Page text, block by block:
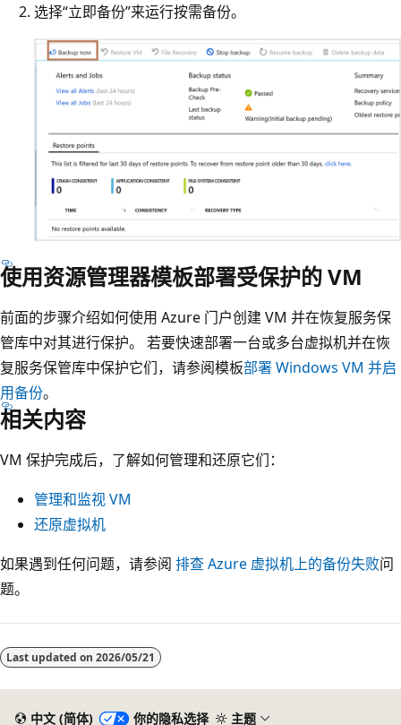
选择“立即备份”来运行按需备份。
使用资源管理器模板部署受保护的 VM
前面的步骤介绍如何使用 Azure 门户创建 VM 并在恢复服务保
管库中对其进行保护。 若要快速部署一台或多台虚拟机并在恢
复服务保管库中保护它们，请参阅模板部署 Windows VM 并启
用备份。
相关内容
VM 保护完成后，了解如何管理和还原它们：
管理和监视 VM
还原虚拟机
如果遇到任何问题，请参阅 排查 Azure 虚拟机上的备份失败问
题。
Last updated on 2026/05/21
中文 (简体) 你的隐私选择 主题